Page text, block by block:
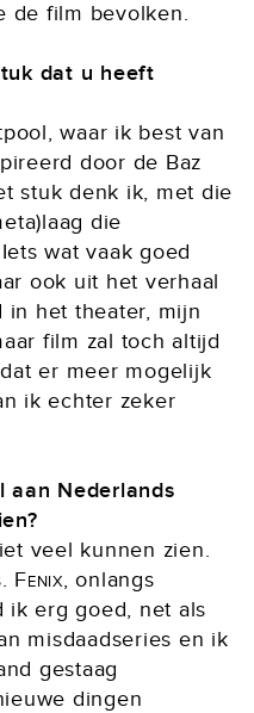
de film bevolken.
dat u heeft
waar ik best van
door de Baz
stuk denk ik, met die
die
wat vaak goed
ook uit het verhaal
in het theater, mijn
film zal toch altijd
er meer mogelijk
ik echter zeker
aan Nederlands
veel kunnen zien.
Fenix, onlangs
ik erg goed, net als
misdaadseries en ik
gestaag
dingen